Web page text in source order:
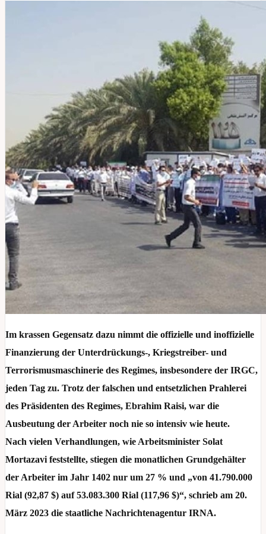
Im krassen Gegensatz dazu nimmt die offizielle und inoffizielle
Finanzierung der Unterdrückungs-, Kriegstreiber- und
Terrorismusmaschinerie des Regimes, insbesondere der IRGC,
jeden Tag zu. Trotz der falschen und entsetzlichen Prahlerei
des Präsidenten des Regimes, Ebrahim Raisi, war die
Ausbeutung der Arbeiter noch nie so intensiv wie heute.
Nach vielen Verhandlungen, wie Arbeitsminister Solat
Mortazavi feststellte, stiegen die monatlichen Grundgehälter
der Arbeiter im Jahr 1402 nur um 27 % und „von 41.790.000
Rial (92,87 $) auf 53.083.300 Rial (117,96 $)“, schrieb am 20.
März 2023 die staatliche Nachrichtenagentur IRNA.